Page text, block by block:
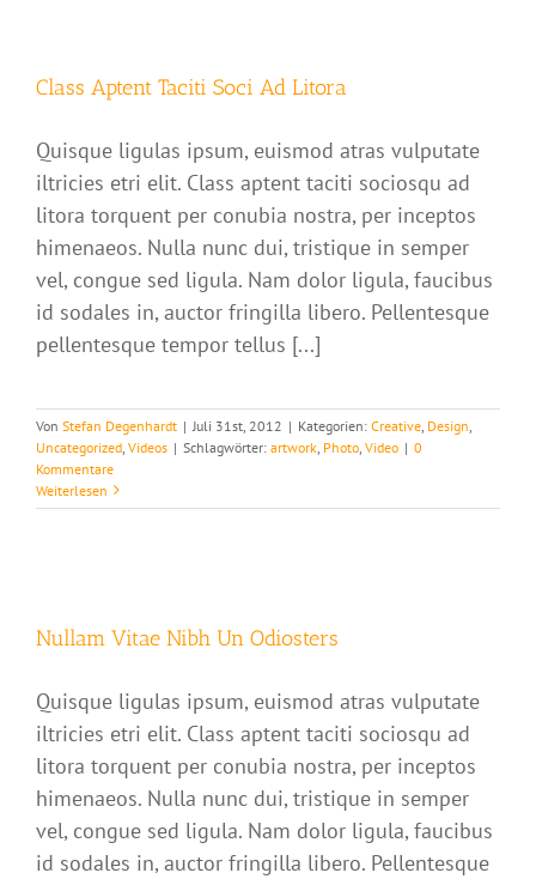
Class Aptent Taciti Soci Ad Litora
Quisque ligulas ipsum, euismod atras vulputate
iltricies etri elit. Class aptent taciti sociosqu ad
litora torquent per conubia nostra, per inceptos
himenaeos. Nulla nunc dui, tristique in semper
vel, congue sed ligula. Nam dolor ligula, faucibus
id sodales in, auctor fringilla libero. Pellentesque
pellentesque tempor tellus [...]
Von Stefan Degenhardt | Juli 31st, 2012 | Kategorien: Creative Design
Uncategorized Videos | Schlagwörter: artwork Photo Video | 0
Kommentare
Weiterlesen
Nullam Vitae Nibh Un Odiosters
Quisque ligulas ipsum, euismod atras vulputate
iltricies etri elit. Class aptent taciti sociosqu ad
litora torquent per conubia nostra, per inceptos
himenaeos. Nulla nunc dui, tristique in semper
vel, congue sed ligula. Nam dolor ligula, faucibus
id sodales in, auctor fringilla libero. Pellentesque